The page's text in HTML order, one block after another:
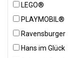
LEGO®
PLAYMOBIL®
Ravensburger
Hans im Glück